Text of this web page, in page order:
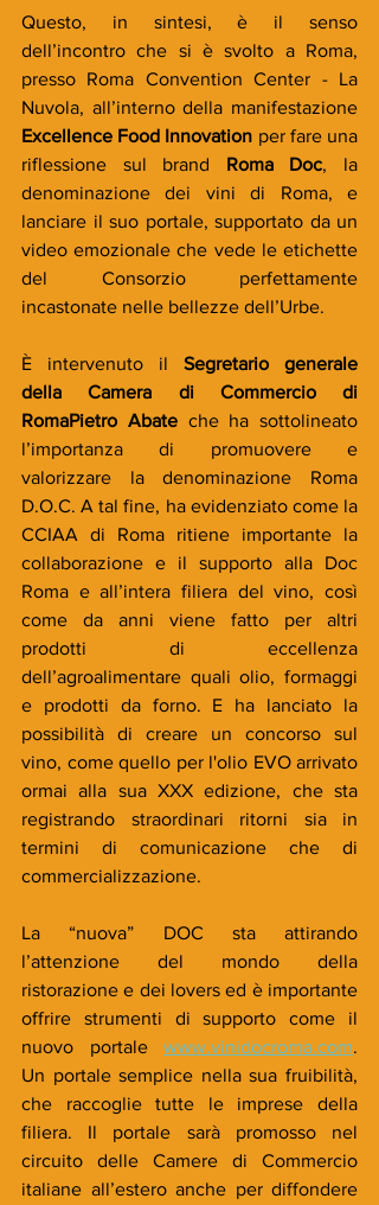
Questo, in sintesi, è il senso
dell’incontro che si è svolto a Roma,
presso Roma Convention Center - La
Excellence Food Innovation per fare una
riflessione sul brand Roma Doc, la
denominazione dei vini di Roma, e
lanciare il suo portale, supportato da un
video emozionale che vede le etichette
del Consorzio perfettamente
incastonate nelle bellezze dell’Urbe.
È intervenuto il Segretario generale
della Camera di Commercio di
RomaPietro Abate che ha sottolineato
l’importanza di promuovere e
valorizzare la denominazione Roma
D.O.C. A tal fine, ha evidenziato come la
CCIAA di Roma ritiene importante la
collaborazione e il supporto alla Doc
Roma e all’intera filiera del vino, così
come da anni viene fatto per altri
prodotti di eccellenza
dell’agroalimentare quali olio, formaggi
e prodotti da forno. E ha lanciato la
possibilità di creare un concorso sul
vino, come quello per l'olio EVO arrivato
ormai alla sua XXX edizione, che sta
registrando straordinari ritorni sia in
termini di comunicazione che di
commercializzazione.
La “nuova” DOC sta attirando
l’attenzione del mondo della
ristorazione e dei lovers ed è importante
offrire strumenti di supporto come il
nuovo portale www.vinidocroma.com.
Un portale semplice nella sua fruibilità,
che raccoglie tutte le imprese della
filiera. Il portale sarà promosso nel
circuito delle Camere di Commercio
italiane all’estero anche per diffondere